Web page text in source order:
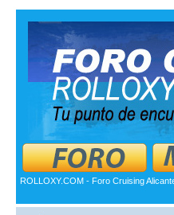
ROLLOXY.COM - Foro Cruising